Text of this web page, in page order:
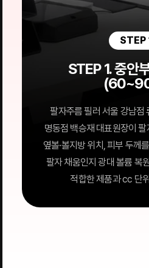
STEP
STEP 1. 중안
팔자주름 필러 서울 강남점
명동점 백승재 대표원장이 팔
옆볼·볼지방 위치, 피부 두께
팔자 채움인지 광대 볼륨 복
적합한 제품과 cc 단